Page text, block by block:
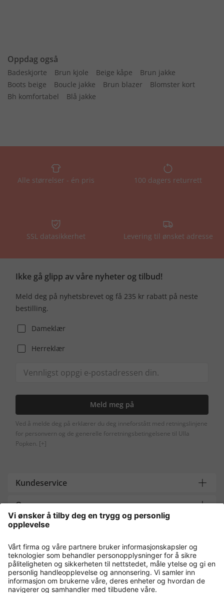
Oppdag også
Badeskjorte Brun kjole Beige kåpe
Brun jakke
Boots beige
Boucle jakke Brun blazer
Blomster kort
Bh komfortabel
Blå jakke
Alle størrelser - én pris 100 dagers returrett
SSL datasikkerhet Levering til ønsket adresse
Ikke gå glipp av våre nyheter og tilbud!
Meld deg på nyhetsbrevet og få 235 kr rabatt på neste
bestilling.
Dameklær
Herreklær
Meld meg på
Ved å melde deg på erklærer du deg inneforstått med retningslinjene
for personvern og de generelle forretningsbetingelsene til Ulla
Popken. [+]
Kundeservice
Om oss
Contact
Payment and Delivery
Kjøp trygt med